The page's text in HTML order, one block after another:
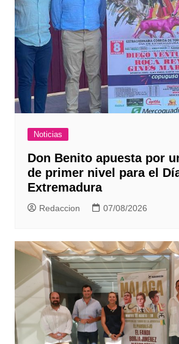
Noticias
Don Benito apuesta por
de primer nivel para el
Extremadura
Redaccion 07/08/2026